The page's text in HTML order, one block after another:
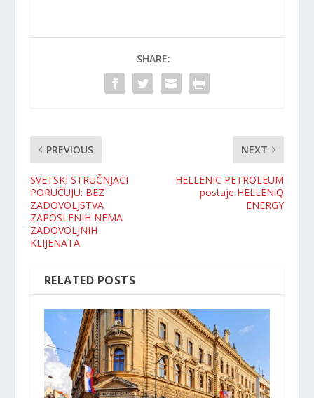
SHARE:
PREVIOUS
SVETSKI STRUČNJACI
PORUČUJU: BEZ
ZADOVOLJSTVA
ZAPOSLENIH NEMA
ZADOVOLJNIH
KLIJENATA
NEXT
HELLENIC PETROLEUM
postaje HELLENiQ
ENERGY
RELATED POSTS